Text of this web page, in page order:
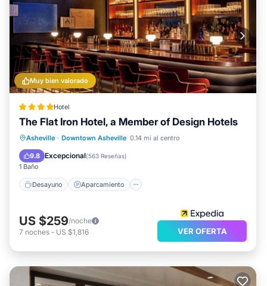
Muy bien valorado
Hotel
The Flat Iron Hotel, a Member of Design Hotels
Asheville · Downtown Asheville 0.14 mi al centro
9.8 Excepcional(563 Reseñas)
1 Baño
Desayuno Aparcamiento
Desayuno
Aparcamiento
Aire acondicionado
US $259/noche
7 noches - US $1,816 VER OFERTA